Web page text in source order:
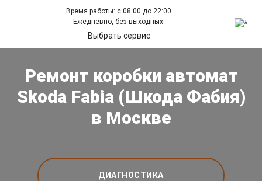
Время работы: с 08:00 до 22:00
Ежедневно, без выходных.
Выбрать сервис
Ремонт коробки автомат
Skoda Fabia (Шкода Фабия)
в Москве
ДИАГНОСТИКА